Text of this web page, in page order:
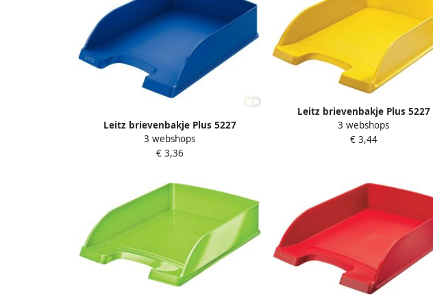
Leitz brievenbakje Plus 5227
Standaard blauw
3 webshops
€ 3,36
Leitz brievenbakje Plus 5227
Standaard geel
3 webshops
€ 3,44